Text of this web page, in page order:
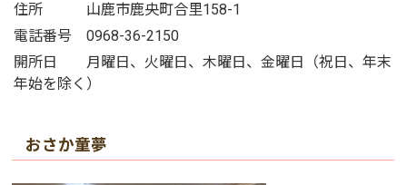
住所 山鹿市鹿央町合里158-1
電話番号 0968-36-2150
開所日 月曜日、火曜日、木曜日、金曜日（祝日、年末
年始を除く）
おさか童夢